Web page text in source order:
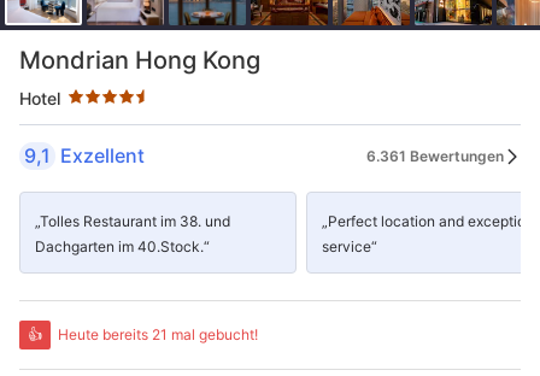
Mondrian Hong Kong
Hotel
Sternekategorie: 4.5 Sterne
9,1 Exzellent 6.361 Bewertungen
„Tolles Restaurant im 38. und
Dachgarten im 40.Stock.“
„Perfect location and
service“
👍 Heute bereits 21 mal gebucht!